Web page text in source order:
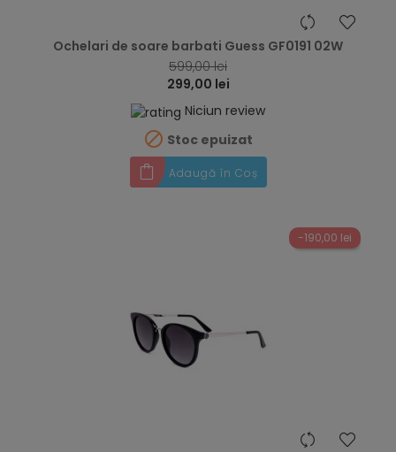
Ochelari de soare barbati Guess GF0191 02W
599,00 lei
299,00 lei
Niciun review
 Stoc epuizat
Adaugă în Coș
-190,00 lei